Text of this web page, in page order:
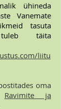
ühineda
Vanemate
tasuta
täita
liitu
oma
Ravimite ja